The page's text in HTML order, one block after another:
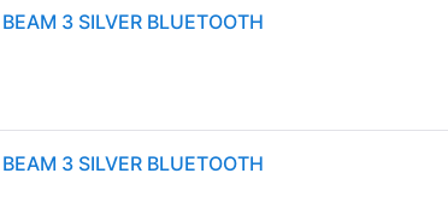
3 SILVER BLUETOOTH
3 SILVER BLUETOOTH